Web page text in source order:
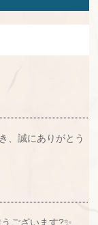
、誠にありがとう
ございます?✨